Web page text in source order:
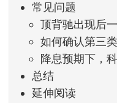
常见问题
顶背驰出现后
如何确认第三
降息预期下，
总结
延伸阅读